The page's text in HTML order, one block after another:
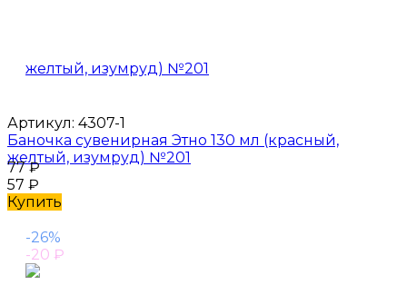
Артикул: 4307-1
Баночка сувенирная Этно 130 мл (красный,
желтый, изумруд) №201
77₽
57 ₽
Купить
-26%
-20 ₽